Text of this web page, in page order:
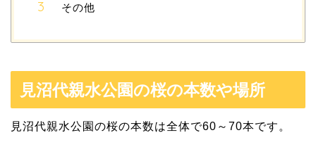
その他
見沼代親水公園の桜の本数や場所
見沼代親水公園の桜の本数は全体で60～70本です。